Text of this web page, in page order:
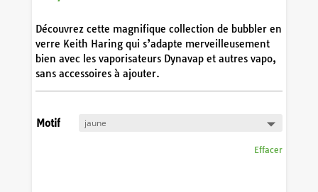
Découvrez cette magnifique collection de bubbler en
verre Keith Haring qui s’adapte merveilleusement
bien avec les vaporisateurs Dynavap et autres vapo,
sans accessoires à ajouter.
Motif
Effacer